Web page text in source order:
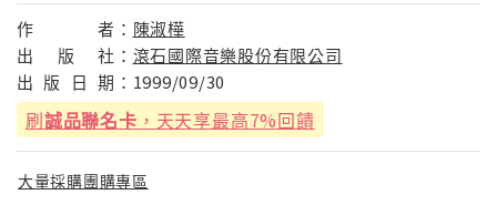
作 者： 陳淑樺
出
版 社： 滾石國際音樂股份有限公司
出 版 日 期： 1999/09/30
刷誠品聯名卡 ，天天享最高7%回饋
大量採購團購專區